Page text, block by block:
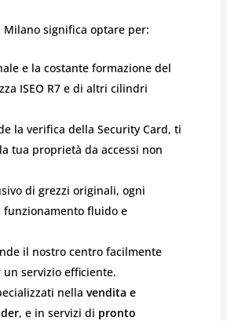
Milano significa optare per:
e la costante formazione del
ISEO R7 e di altri cilindri
la verifica della Security Card, ti
tua proprietà da accessi non
di grezzi originali, ogni
fluido e
il nostro centro facilmente
servizio efficiente.
nella vendita e
, e in servizi di pronto